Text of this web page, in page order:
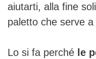
aiutarti, alla fine
paletto che serve a
Lo si fa perché le